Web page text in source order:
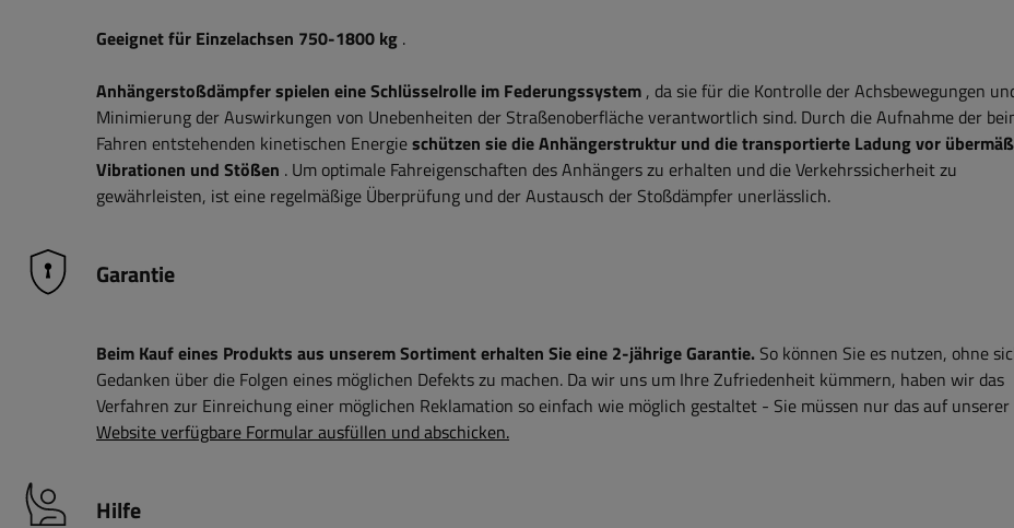
Geeignet für Einzelachsen 750-1800 kg .
Anhängerstoßdämpferspielen eine Schlüsselrolle im Federungssystem , da sie für die Kontrolle der Achsbewegungen
Minimierung der Auswirkungen von Unebenheiten der Straßenoberfläche verantwortlich sind. Durch die Aufnahme der
Fahren entstehenden kinetischen Energieschützen sie die Anhängerstruktur und die transportierte Ladung vor
Vibrationen und Stößen . Um optimale Fahreigenschaften des Anhängers zu erhalten und die Verkehrssicherheit zu
gewährleisten, ist eine regelmäßige Überprüfung und der Austausch der Stoßdämpfer unerlässlich.
Garantie
Beim Kauf eines Produkts aus unserem Sortiment erhalten Sie eine 2-jährige Garantie. So können Sie es nutzen, ohne
Gedanken über die Folgen eines möglichen Defekts zu machen. Da wir uns um Ihre Zufriedenheit kümmern, haben wir das
Verfahren zur Einreichung einer möglichen Reklamation so einfach wie möglich gestaltet - Sie müssen nur das auf unserer
Website verfügbare Formular ausfüllen und abschicken.
Hilfe